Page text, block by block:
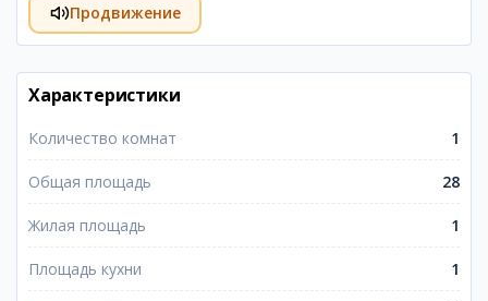
Продвижение
Характеристики
Количество комнат 1
Общая площадь 28
Жилая площадь 1
Площадь кухни 1